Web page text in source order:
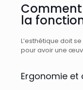
la
L’esthétique doit
pour avoir une
Ergonomie et